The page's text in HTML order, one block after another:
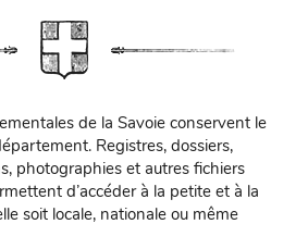
de la Savoie conservent le
Registres, dossiers,
photographies et autres fichiers
d’accéder à la petite et à la
soit locale, nationale ou même